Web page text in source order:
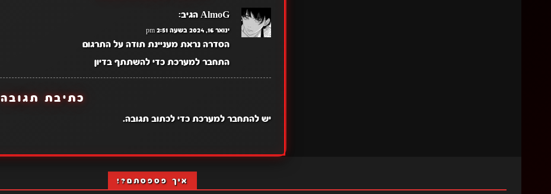
AlmoG הגיב:
ינואר 16, 2024 בשעה 2:51 pm
הסדרה נראת מעניינת תודה על התרגום
התחבר למערכת כדי להשתתף בדיון
כתיבת תגובה
יש להתחבר למערכתכדי לכתוב תגובה.
איך פספסתם?!